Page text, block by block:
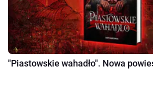
"Piastowskie wahadło". Nowa